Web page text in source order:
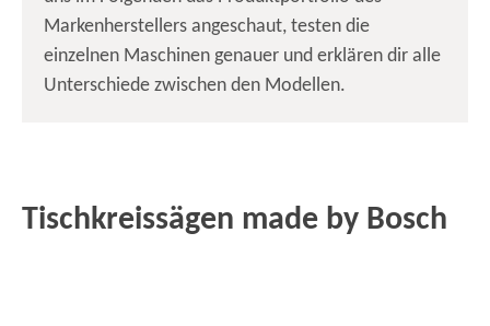
Markenherstellers angeschaut, testen die
einzelnen Maschinen genauer und erklären dir alle
Unterschiede zwischen den Modellen.
Tischkreissägen made by Bosch